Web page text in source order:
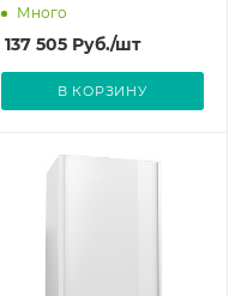
Много
137 505Руб./шт
В КОРЗИНУ